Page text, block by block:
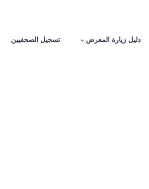
دليل زيارة المعرض تسجيل الصحفيين